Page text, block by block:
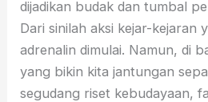
dijadikan budak dan tumbal
Dari sinilah aksi kejar-kejaran
adrenalin dimulai. Namun, di
yang bikin kita jantungan
segudang riset kebudayaan,